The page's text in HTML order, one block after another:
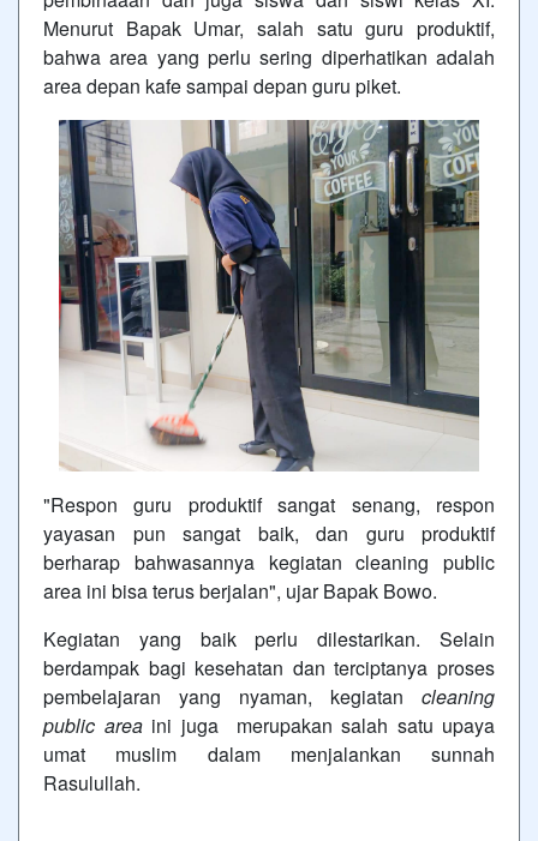
Menurut Bapak Umar, salah satu guru produktif,
bahwa area yang perlu sering diperhatikan adalah
area depan kafe sampai depan guru piket.
"Respon guru produktif sangat senang, respon
yayasan pun sangat baik, dan guru produktif
berharap bahwasannya kegiatan cleaning public
area ini bisa terus berjalan", ujar Bapak Bowo.
Kegiatan yang baik perlu dilestarikan. Selain
berdampak bagi kesehatan dan terciptanya proses
pembelajaran yang nyaman, kegiatan cleaning
public area ini juga merupakan salah satu upaya
umat muslim dalam menjalankan sunnah
Rasulullah.